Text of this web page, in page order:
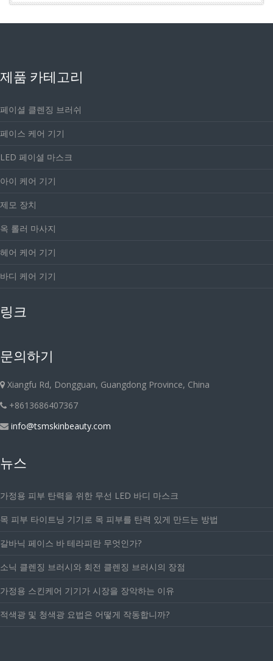
제품 카테고리
페이셜 클렌징 브러쉬
페이스 케어 기기
LED 페이셜 마스크
아이 케어 기기
제모 장치
옥 롤러 마사지
헤어 케어 기기
바디 케어 기기
링크
문의하기
Xiangfu Rd, Dongguan, Guangdong Province, China
+8613686407367
info@tsmskinbeauty.com
뉴스
가정용 피부 탄력을 위한 무선 LED 바디 마스크
목 피부 타이트닝 기기로 목 피부를 탄력 있게 만드는 방법
갈바닉 페이스 바 테라피란 무엇인가?
소닉 클렌징 브러시와 회전 클렌징 브러시의 장점
가정용 스킨케어 기기가 시장을 장악하는 이유
적색광 및 청색광 요법은 어떻게 작동합니까?